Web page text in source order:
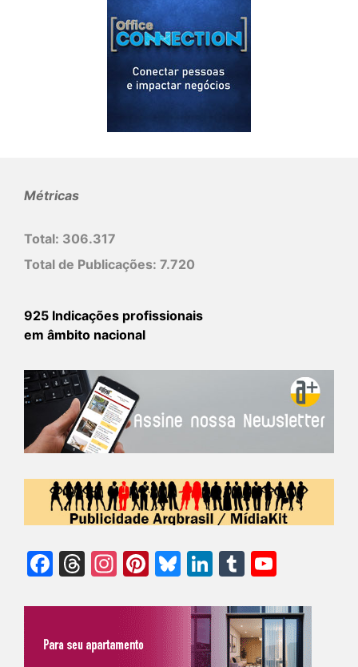
Métricas
Total: 306.317
Total de Publicações: 7.720
925 Indicações profissionais
em âmbito nacional
Facebook
Threads
Instagram
Pinterest
Bluesky
LinkedIn
Tumblr